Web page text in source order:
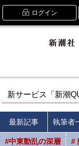
ログイン
新サービス「新潮
最新記事 執筆者
#中東動乱の深層 #